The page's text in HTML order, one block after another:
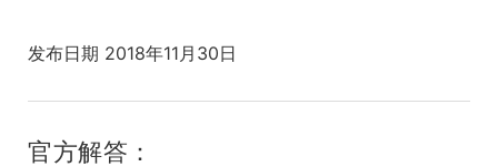
发布日期 2018年11月30日
官方解答：